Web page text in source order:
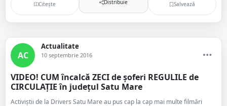
Citește Distribuie Salvează
AC
Actualitate
10 septembrie 2016
VIDEO! CUM încalcă ZECI de șoferi REGULILE de
CIRCULAȚIE în județul Satu Mare
Activiștii de la Drivers Satu Mare au pus cap la cap mai multe filmări